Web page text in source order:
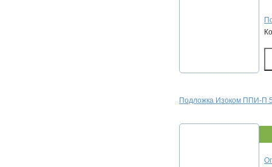
Подложка Изоком ППИ-П